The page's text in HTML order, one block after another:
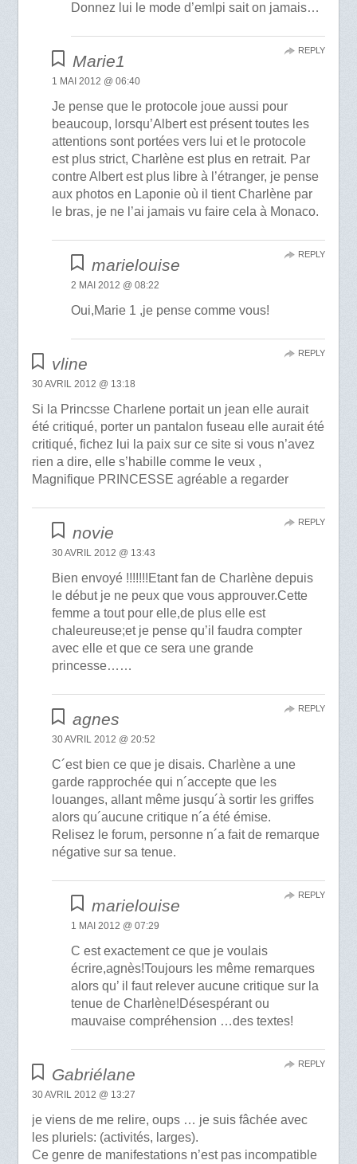
Donnez lui le mode d’emlpi sait on jamais…
Marie1
1 MAI 2012 @ 06:40
Je pense que le protocole joue aussi pour
beaucoup, lorsqu’Albert est présent toutes les
attentions sont portées vers lui et le protocole
est plus strict, Charlène est plus en retrait. Par
contre Albert est plus libre à l’étranger, je pense
aux photos en Laponie où il tient Charlène par
le bras, je ne l’ai jamais vu faire cela à Monaco.
REPLY
marielouise
2 MAI 2012 @ 08:22
Oui,Marie 1 ,je pense comme vous!
REPLY
vline
30 AVRIL 2012 @ 13:18
Si la Princsse Charlene portait un jean elle aurait
été critiqué, porter un pantalon fuseau elle aurait été
critiqué, fichez lui la paix sur ce site si vous n’avez
rien a dire, elle s’habille comme le veux ,
Magnifique PRINCESSE agréable a regarder
REPLY
novie
30 AVRIL 2012 @ 13:43
Bien envoyé !!!!!!!Etant fan de Charlène depuis
le début je ne peux que vous approuver.Cette
femme a tout pour elle,de plus elle est
chaleureuse;et je pense qu’il faudra compter
avec elle et que ce sera une grande
princesse……
REPLY
agnes
30 AVRIL 2012 @ 20:52
C´est bien ce que je disais. Charlène a une
garde rapprochée qui n´accepte que les
louanges, allant même jusqu´à sortir les griffes
alors qu´aucune critique n´a été émise.
Relisez le forum, personne n´a fait de remarque
négative sur sa tenue.
REPLY
marielouise
1 MAI 2012 @ 07:29
C est exactement ce que je voulais
écrire,agnès!Toujours les même remarques
alors qu’ il faut relever aucune critique sur la
tenue de Charlène!Désespérant ou
mauvaise compréhension …des textes!
REPLY
Gabriélane
30 AVRIL 2012 @ 13:27
je viens de me relire, oups … je suis fâchée avec
les pluriels: (activités, larges).
Ce genre de manifestations n’est pas incompatible
REPLY